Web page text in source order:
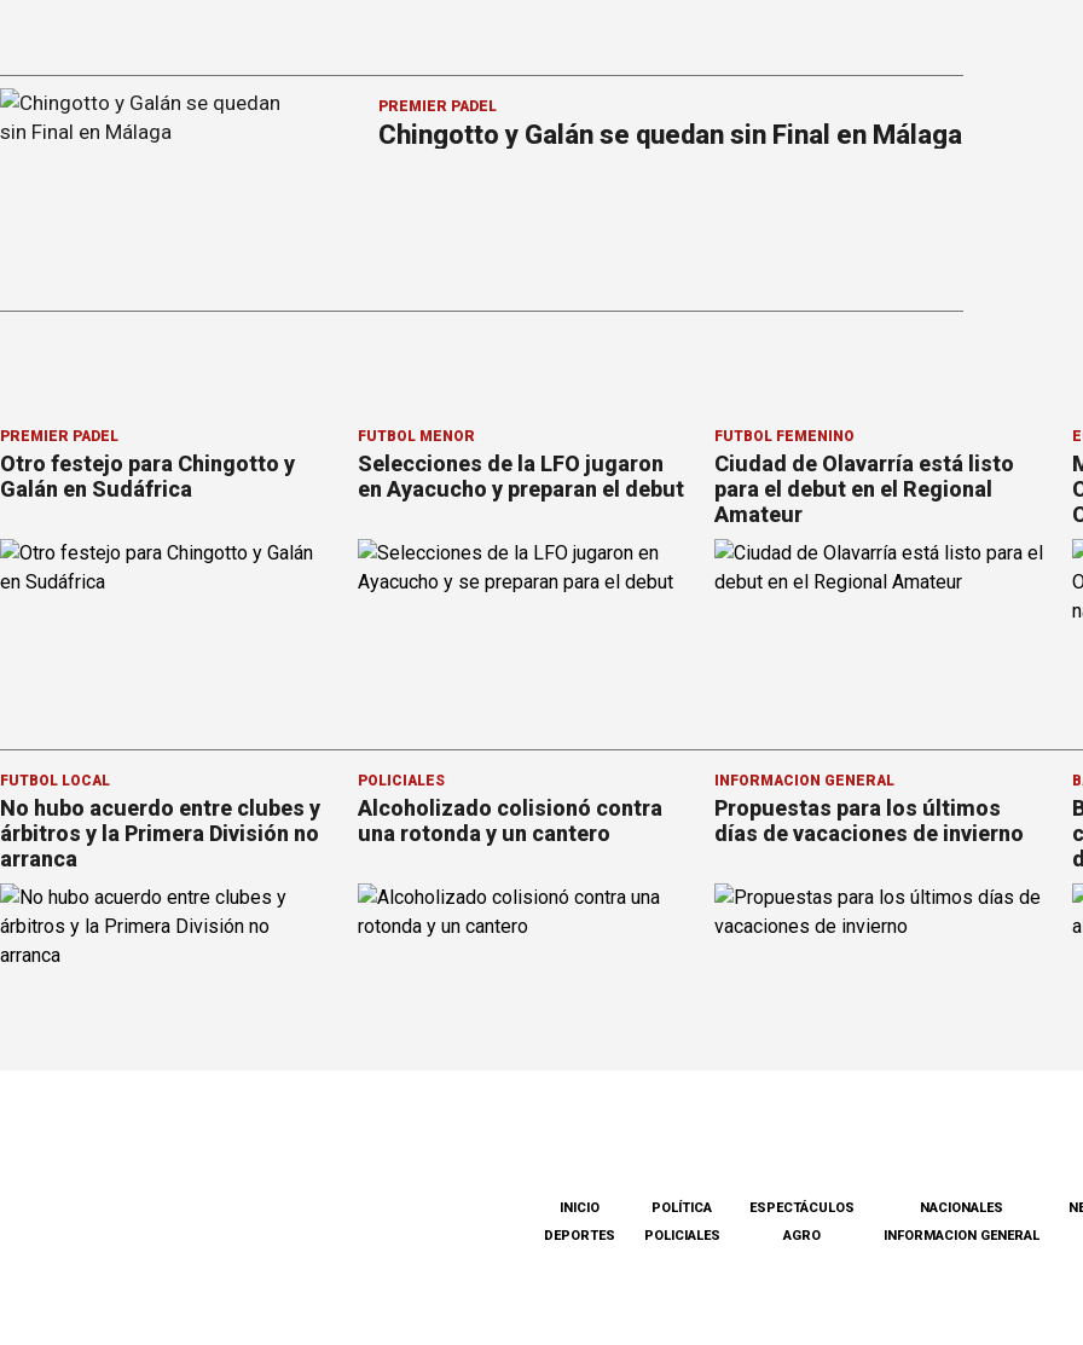
PREMIER PÁDEL
Chingotto y Galán se quedan sin Final en Málaga
PREMIER PÁDEL
Otro festejo para Chingotto y
Galán en Sudáfrica
FÚTBOL MENOR
Selecciones de la LFO jugaron
en Ayacucho y preparan el debut
FÚTBOL FEMENINO
Ciudad de Olavarría está listo
para el debut en el Regional
Amateur
FÚTBOL LOCAL
No hubo acuerdo entre clubes y
árbitros y la Primera División no
arranca
POLICIALES
Alcoholizado colisionó contra
una rotonda y un cantero
INFORMACION GENERAL
Propuestas para los últimos
días de vacaciones de invierno
INICIO
DEPORTES
POLÍTICA
POLICIALES
ESPECTÁCULOS
AGRO
NACIONALES
INFORMACION GENERAL